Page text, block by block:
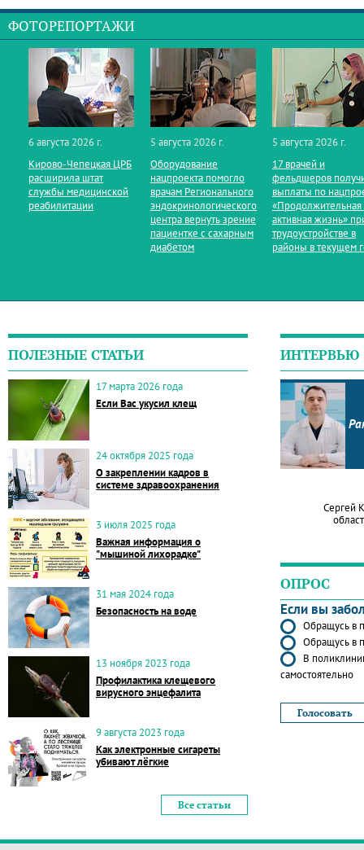
ФОТОРЕПОРТАЖИ
6 августа 2026 г.
Кирово‑Чепецкая ЦРБ
расширила штат
службы медицинской
реабилитации
5 августа 2026 г.
Оборудование
нацпроекта помогло
врачам Регионального
эндокринологического
центра вернуть зрение
пациентке с сахарным
диабетом
5 августа 2026 г.
17 врачей и
фельдшеров
выплаты по
«Продолжительная
активная жизнь»
трудоустройстве в
районы в текущем
ПОЛЕЗНЫЕ СТАТЬИ
17 марта 2026 года
Если Вас укусил клещ
24 октября 2025 года
О закреплении кадров в
системе здравоохранения
3 июля 2025 года
Важная информация о
"мышиной лихорадке"
31 мая 2024 года
Безопасность на воде
13 ноября 2023 года
Профилактика клещевого
вирусного энцефалита
9 августа 2023 года
Как электронные сигареты
убивают лёгкие
Все статьи
ИНТЕРВЬЮ
Сергей
ОПРОС
Если вы
Обращусь в
Обращусь в
В
самостоятельно